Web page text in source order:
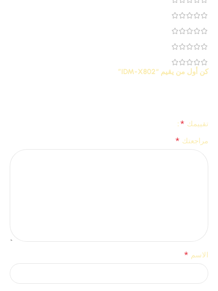
كن أول من يقيم “IDM-X802”
تقييمك *
مراجعتك *
الاسم *